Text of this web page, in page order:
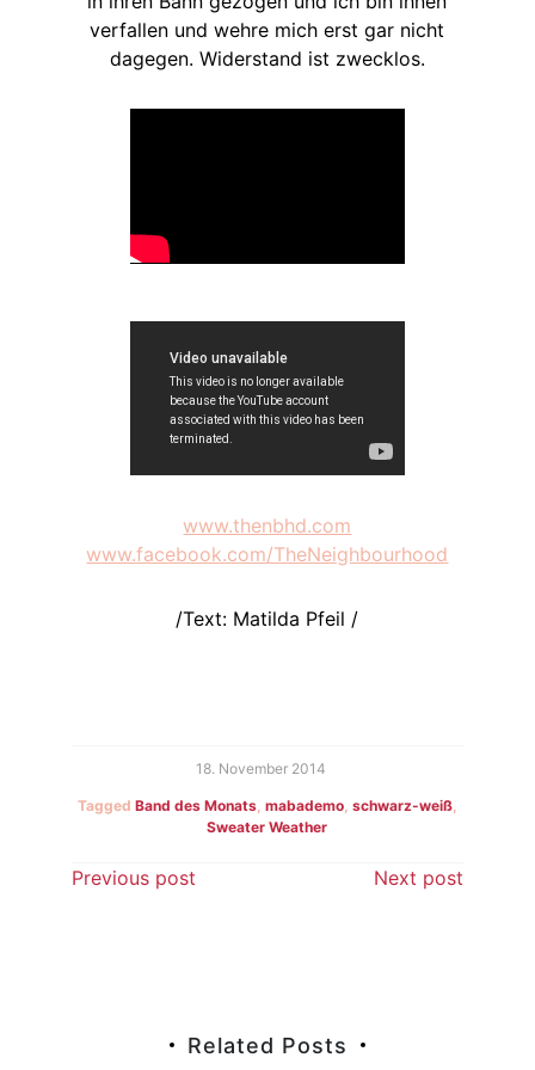
verfallen und wehre mich erst gar nicht
dagegen. Widerstand ist zwecklos.
www.thenbhd.com
www.facebook.com/TheNeighbourhood
/Text: Matilda Pfeil /
18. November 2014
Tagged Band des Monats, mabademo, schwarz-weiß,
Sweater Weather
Beitragsnavigation
Previous post Next post
Related Posts